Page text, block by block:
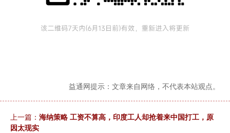
益通网提示：文章来自网络，不代表本站观点。
上一篇： 海纳策略 工资不算高，印度工人却抢着来中国打工，原
因太现实